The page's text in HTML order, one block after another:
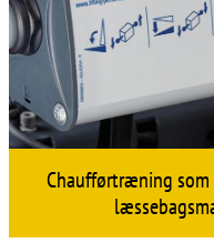
Chaufførtræning